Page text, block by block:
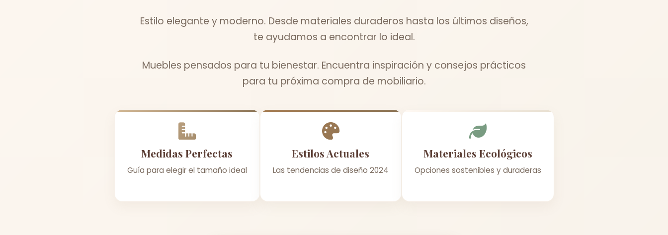
Estilo elegante y moderno. Desde materiales duraderos hasta los últimos diseños,
te ayudamos a encontrar lo ideal.
Muebles pensados para tu bienestar. Encuentra inspiración y consejos prácticos
para tu próxima compra de mobiliario.
Medidas Perfectas
Guía para elegir el tamaño ideal
Estilos Actuales
Las tendencias de diseño 2024
Materiales Ecológicos
Opciones sostenibles y duraderas